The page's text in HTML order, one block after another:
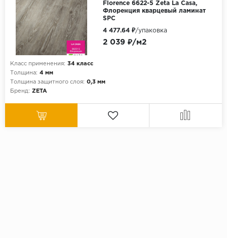
Florence 6622-5 Zeta La Casa,
Флоренция кварцевый ламинат
SPC
Класс применения: 34 класс
Толщина: 4 мм
Толщина защитного слоя: 0,3 мм
Бренд: ZETA
2 039 ₽/м2
4 477.64 ₽/упаковка